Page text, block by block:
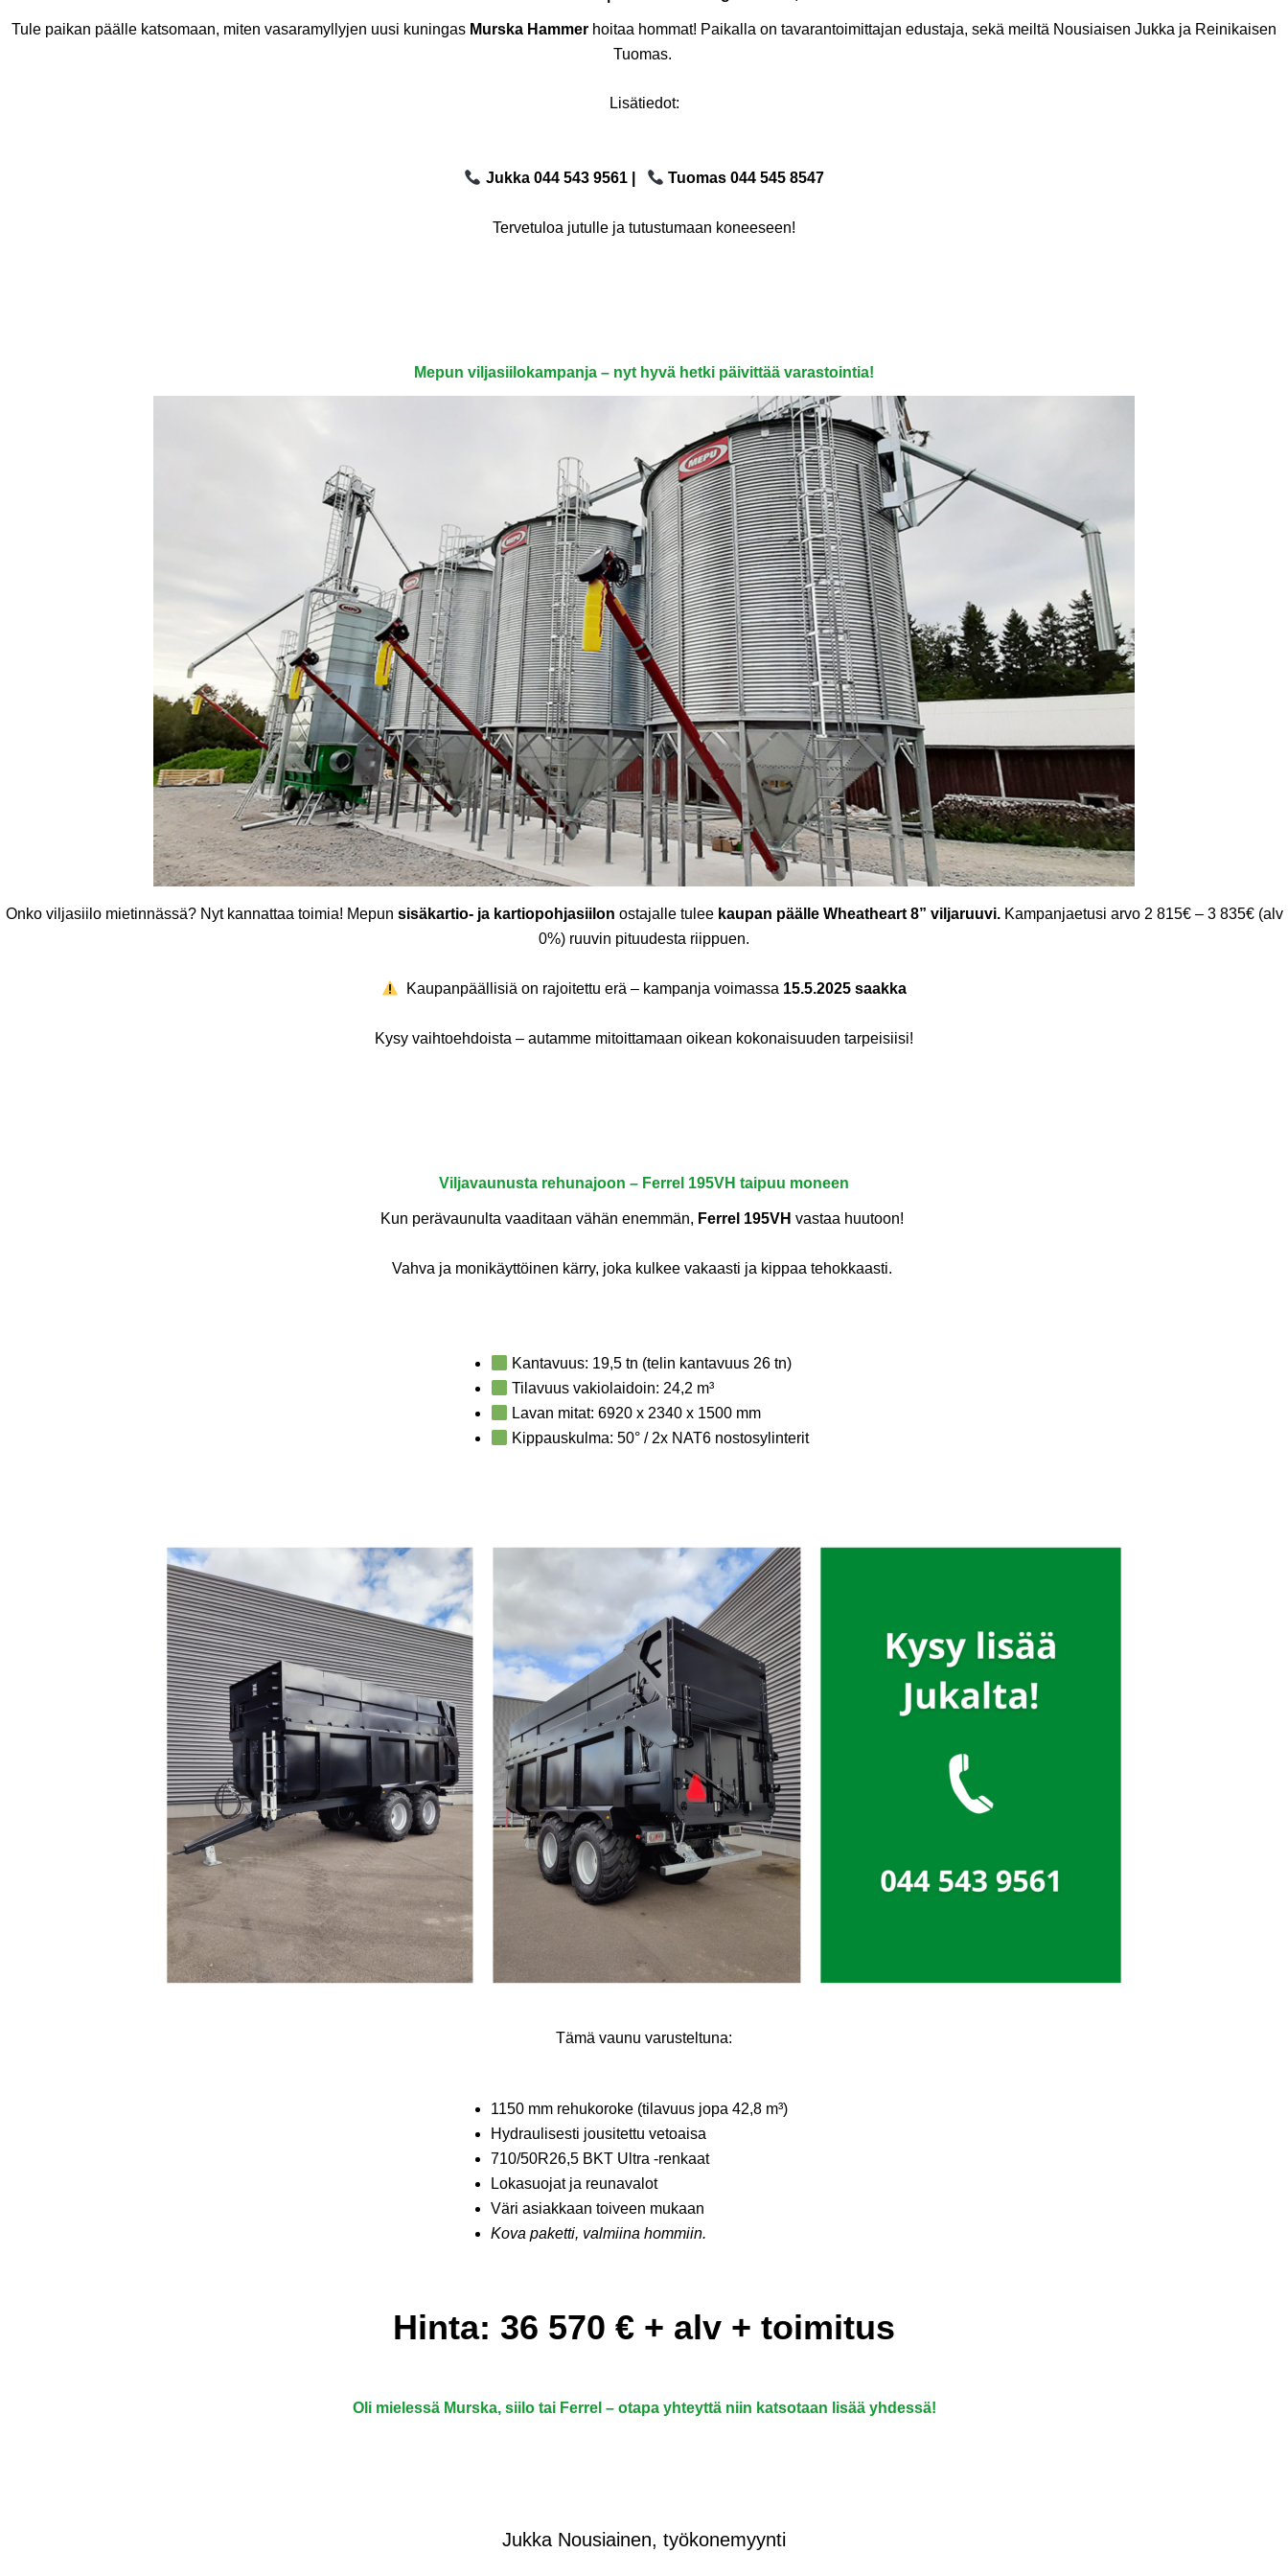
Tule paikan päälle katsomaan, miten vasaramyllyjen uusi kuningas Murska Hammer hoitaa hommat! Paikalla on tavarantoimittajan edustaja, sekä meiltä Nousiaisen Jukka ja Reinikaisen
Tuomas.
Lisätiedot:
Jukka 044 543 9561 | Tuomas 044 545 8547
Tervetuloa jutulle ja tutustumaan koneeseen!
Mepun viljasiilokampanja – nyt hyvä hetki päivittää varastointia!
Onko viljasiilo mietinnässä? Nyt kannattaa toimia! Mepun sisäkartio- ja kartiopohjasiilon ostajalle tulee kaupan päälle Wheatheart 8” viljaruuvi.Kampanjaetusi arvo 2 815€ – 3 835€ (alv
0%) ruuvin pituudesta riippuen.
Kaupanpäällisiä on rajoitettu erä – kampanja voimassa 15.5.2025 saakka
Kysy vaihtoehdoista – autamme mitoittamaan oikean kokonaisuuden tarpeisiisi!
Viljavaunusta rehunajoon – Ferrel 195VH taipuu moneen
Kun perävaunulta vaaditaan vähän enemmän, Ferrel 195VH vastaa huutoon!
Vahva ja monikäyttöinen kärry, joka kulkee vakaasti ja kippaa tehokkaasti.
Kantavuus: 19,5 tn (telin kantavuus 26 tn)
Tilavuus vakiolaidoin: 24,2 m³
Lavan mitat: 6920 x 2340 x 1500 mm
Kippauskulma: 50° / 2x NAT6 nostosylinterit
Tämä vaunu varusteltuna:
1150 mm rehukoroke (tilavuus jopa 42,8 m³)
Hydraulisesti jousitettu vetoaisa
710/50R26,5 BKT Ultra -renkaat
Lokasuojat ja reunavalot
Väri asiakkaan toiveen mukaan
Kova paketti, valmiina hommiin.
Hinta: 36 570 € + alv + toimitus
Oli mielessä Murska, siilo tai Ferrel – otapa yhteyttä niin katsotaan lisää yhdessä!
Jukka Nousiainen, työkonemyynti